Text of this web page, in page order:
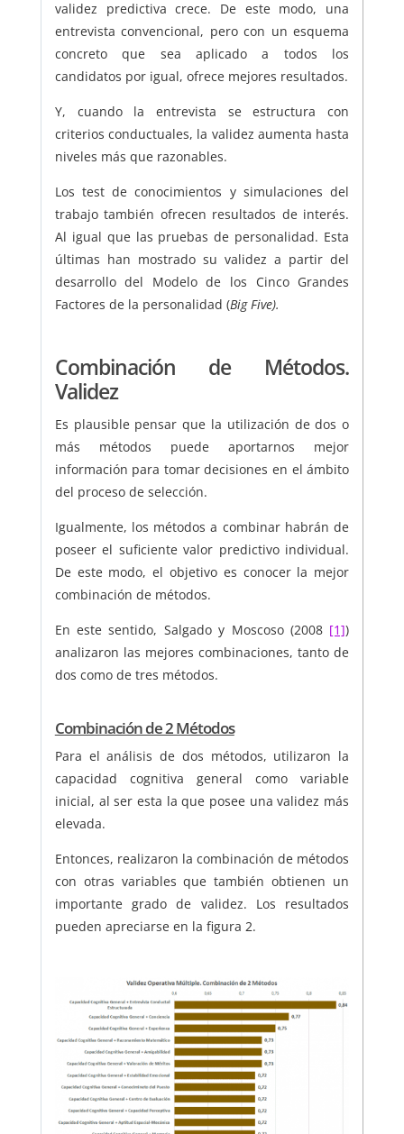
validez predictiva crece. De este modo, una
entrevista convencional, pero con un esquema
concreto que sea aplicado a todos los
candidatos por igual, ofrece mejores resultados.
Y, cuando la entrevista se estructura con
criterios conductuales, la validez aumenta hasta
niveles más que razonables.
Los test de conocimientos y simulaciones del
trabajo también ofrecen resultados de interés.
Al igual que las pruebas de personalidad. Esta
últimas han mostrado su validez a partir del
desarrollo del Modelo de los Cinco Grandes
Factores de la personalidad (Big Five).
Combinación de Métodos.
Validez
Es plausible pensar que la utilización de dos o
más métodos puede aportarnos mejor
información para tomar decisiones en el ámbito
del proceso de selección.
Igualmente, los métodos a combinar habrán de
poseer el suficiente valor predictivo individual.
De este modo, el objetivo es conocer la mejor
combinación de métodos.
En este sentido, Salgado y Moscoso (2008 [1])
analizaron las mejores combinaciones, tanto de
dos como de tres métodos.
Combinación de 2 Métodos
Para el análisis de dos métodos, utilizaron la
capacidad cognitiva general como variable
inicial, al ser esta la que posee una validez más
elevada.
Entonces, realizaron la combinación de métodos
con otras variables que también obtienen un
importante grado de validez. Los resultados
pueden apreciarse en la figura 2.